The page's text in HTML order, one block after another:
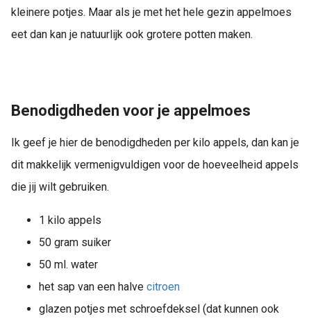
kleinere potjes. Maar als je met het hele gezin appelmoes
eet dan kan je natuurlijk ook grotere potten maken.
Benodigdheden voor je appelmoes
Ik geef je hier de benodigdheden per kilo appels, dan kan je
dit makkelijk vermenigvuldigen voor de hoeveelheid appels
die jij wilt gebruiken.
1 kilo appels
50 gram suiker
50 ml. water
het sap van een halve citroen
glazen potjes met schroefdeksel (dat kunnen ook